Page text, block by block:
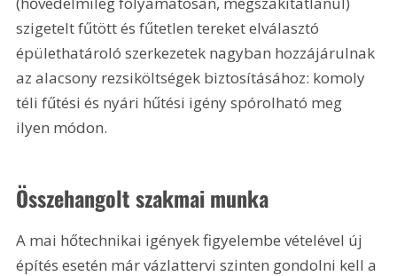
szigetelt fűtött és fűtetlen tereket elválasztó
épülethatároló szerkezetek nagyban hozzájárulnak
az alacsony rezsiköltségek biztosításához: komoly
téli fűtési és nyári hűtési igény spórolható meg
ilyen módon.
Összehangolt szakmai munka
A mai hőtechnikai igények figyelembe vételével új
építés esetén már vázlattervi szinten gondolni kell a